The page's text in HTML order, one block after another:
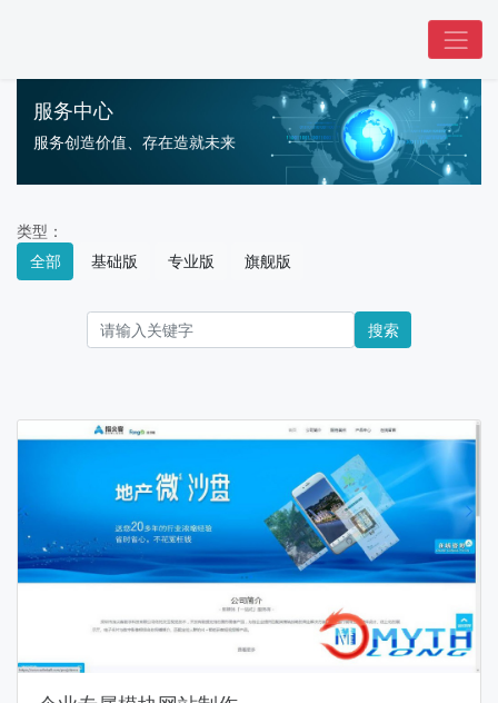
服务中心
服务创造价值、存在造就未来
类型：
全部
基础版 专业版 旗舰版
搜索